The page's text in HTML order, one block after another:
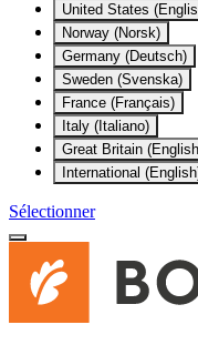
United States
Norway (Norsk)
Germany (Deutsch)
Sweden (Svenska)
France (Français)
Italy (Italiano)
Great Britain
International
Sélectionner